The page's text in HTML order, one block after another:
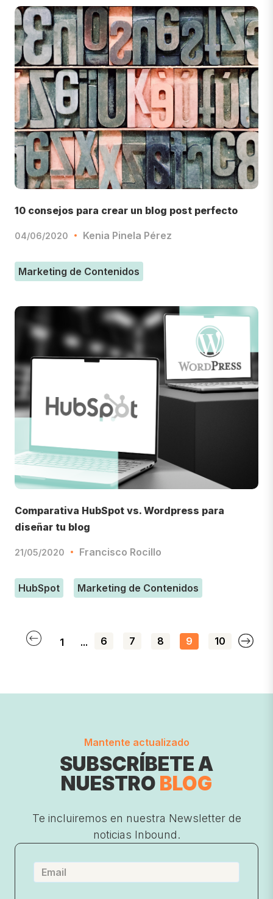
10 consejos para crear un blog post perfecto
04/06/2020 Kenia Pinela Pérez
Marketing de Contenidos
Comparativa HubSpot vs. Wordpress para
diseñar tu blog
21/05/2020 Francisco Rocillo
HubSpot Marketing de Contenidos
1 ... 6 7 8 9 10
Mantente actualizado
SUBSCRÍBETE A
NUESTRO BLOG
Te incluiremos en nuestra Newsletter de
noticias Inbound.